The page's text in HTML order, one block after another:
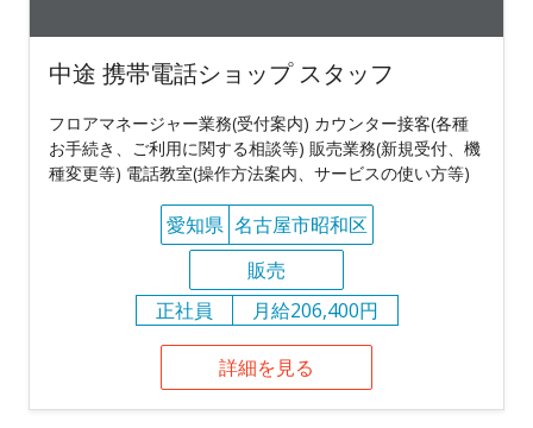
中途 携帯電話ショップ スタッフ
フロアマネージャー業務(受付案内) カウンター接客(各種
お手続き、ご利用に関する相談等) 販売業務(新規受付、機
種変更等) 電話教室(操作方法案内、サービスの使い方等)
愛知県 名古屋市昭和区
販売
正社員
月給206,400円
詳細を見る